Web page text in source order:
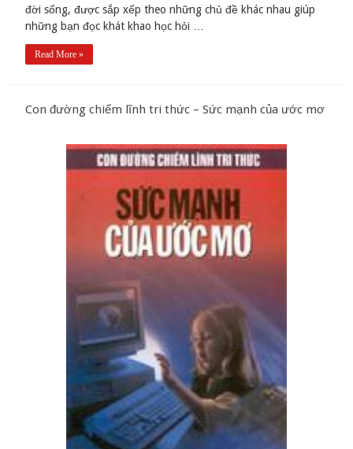
đời sống, được sắp xếp theo những chủ đề khác nhau giúp
những bạn đọc khát khao học hỏi …
Read More »
Con đường chiếm lĩnh tri thức – Sức mạnh của ước mơ